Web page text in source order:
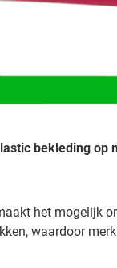
bekleding
het mogelijk
waardoor